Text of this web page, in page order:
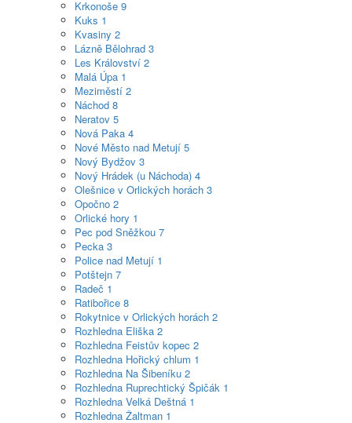
Krkonoše 9
Kuks 1
Kvasiny 2
Lázně Bělohrad 3
Les Království 2
Malá Úpa 1
Meziměstí 2
Náchod 8
Neratov 5
Nová Paka 4
Nové Město nad Metují 5
Nový Bydžov 3
Nový Hrádek (u Náchoda) 4
Olešnice v Orlických horách 3
Opočno 2
Orlické hory 1
Pec pod Sněžkou 7
Pecka 3
Police nad Metují 1
Potštejn 7
Radeč 1
Ratibořice 8
Rokytnice v Orlických horách 2
Rozhledna Eliška 2
Rozhledna Feistův kopec 2
Rozhledna Hořický chlum 1
Rozhledna Na Šibeníku 2
Rozhledna Ruprechtický Špičák 1
Rozhledna Velká Deštná 1
Rozhledna Žaltman 1